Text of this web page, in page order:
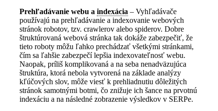
Prehľadávanie webu aindexácia – Vyhľadávače
používajú na prehľadávanie a indexovanie webových
stránok robotov, tzv. crawlerov alebo spiderov. Dobre
štruktúrovaná webová stránka tak dokáže zabezpečiť, že
tieto roboty môžu ľahko prechádzať všetkými stránkami,
čím sa ľahšie zabezpečí lepšia indexovateľnosť webu.
Naopak, príliš komplikovaná a na seba nenadväzujúca
štruktúra, ktorá nebola vytvorená na základe analýzy
kľúčových slov, môže viesť k prehliadnutiu dôležitých
stránok samotnými botmi, čo znižuje ich šance na prvotnú
indexáciu a na následné zobrazenie výsledkov v SERPe.